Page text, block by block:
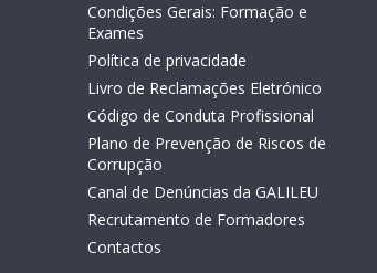
Condições Gerais: Formação e
Exames
Política de privacidade
Livro de Reclamações Eletrónico
Código de Conduta Profissional
Plano de Prevenção de Riscos de
Corrupção
Canal de Denúncias da GALILEU
Recrutamento de Formadores
Contactos